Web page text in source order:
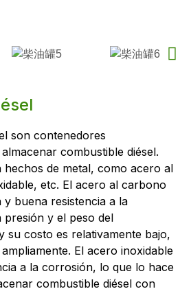
son contenedores
combustible diésel.
hechos de metal, como acero al
etc. El acero al carbono
y buena resistencia a la
y el peso del
su costo es relativamente bajo,
El acero inoxidable
a la corrosión, lo que lo hace
combustible diésel con